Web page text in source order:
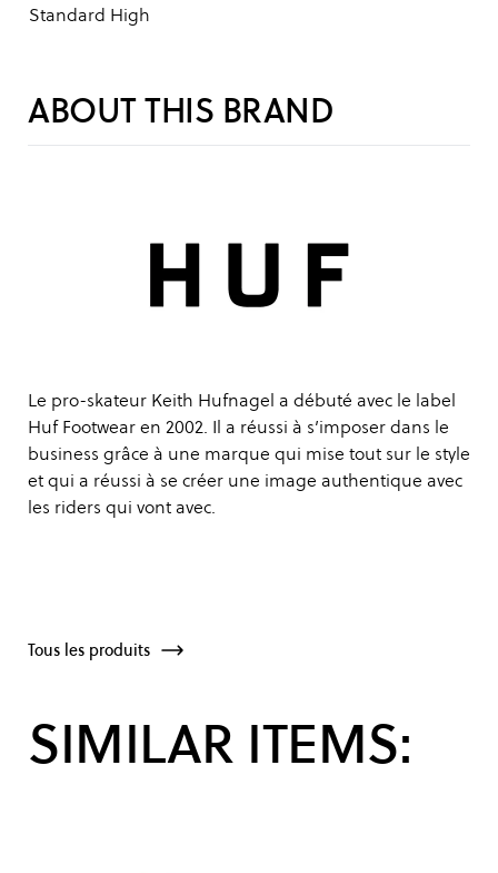
Standard High
ABOUT THIS BRAND
Le pro-skateur Keith Hufnagel a débuté avec le label
Huf Footwear en 2002. Il a réussi à s’imposer dans le
business grâce à une marque qui mise tout sur le style
et qui a réussi à se créer une image authentique avec
les riders qui vont avec.
Tous les produits
SIMILAR ITEMS: